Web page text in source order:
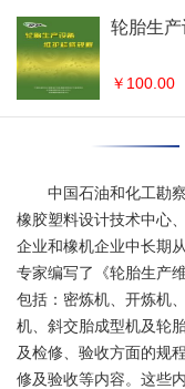
轮胎生产
￥ 100.00
中国石油和化工勘察
橡胶塑料设计技术中心
企业和橡机企业中长期
专家编写了《轮胎生产
包括：密炼机、开炼机
机、斜交胎成型机及轮
及检修、验收方面的规
修及验收等内容。这些